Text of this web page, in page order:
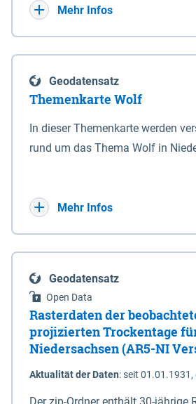
Deichbehörde durch Verordnung
enthalten. Sperrwerke Sperrwerke sind Bauwerke
mit Sperrvorrichtungen in
Schutz eines Gebietes vor
vor Sturmfluten, zu dienen
Eigenschaft eines Sperrwerkes
die Deichbehörde durch
Mehr Infos
Geodatensatz
Themenkarte Wolf
In dieser Themenkarte werden
rund um das Thema Wolf in
sowie Status der bestehenden
laufenden Monitoringjahr.
Mehr Infos
Geodatensatz
Open Data
Rasterdaten der
projizierten Trockentage
Niedersachsen (AR5-NI
Aktualität der Daten:seit 01.01.1931,